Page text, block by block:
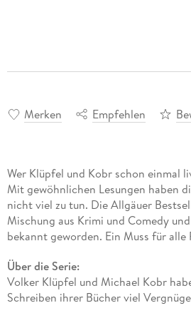
Merken Empfehlen
Wer Klüpfel und Kobr schon einmal
Mit gewöhnlichen Lesungen haben
nicht viel zu tun. Die Allgäuer
Mischung aus Krimi und Comedy
bekannt geworden. Ein Muss für alle
Über die Serie:
Volker Klüpfel und Michael Kobr
Schreiben ihrer Bücher viel